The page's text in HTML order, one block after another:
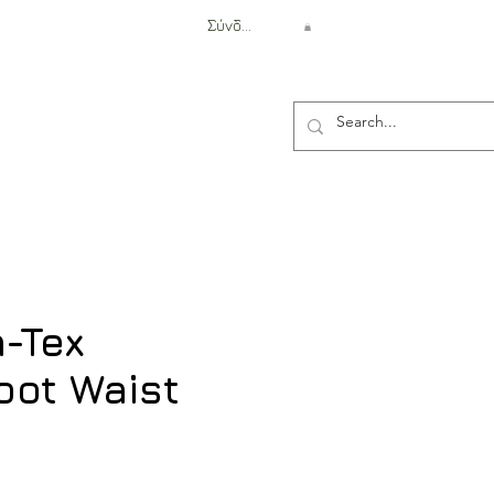
Σύνδεση
Tex
Waist